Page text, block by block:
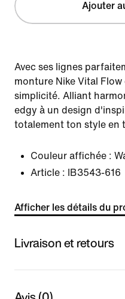
Ajouter
Avec ses lignes
monture Nike Vital
simplicité. Alliant
edgy à un design
totalement ton style en
Couleur affichée :
Article :
IB3543-616
Afficher les détails du
Livraison et retours